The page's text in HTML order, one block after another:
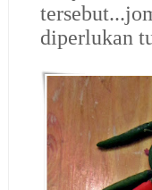
diperlukan